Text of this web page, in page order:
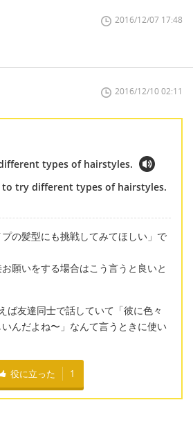
2016/12/07 17:48
2016/12/10 02:11
types of hairstyles.
to try different types of hairstyles.
の髪型にも挑戦してみてほしい」で
願いをする場合はこう言うと良いと
ば友達同士で話していて「彼に色々
んだよね〜」なんて言うときに使い
役に立った 1